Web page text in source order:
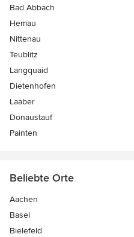
Bad Abbach
Hemau
Nittenau
Teublitz
Langquaid
Dietenhofen
Laaber
Donaustauf
Painten
Beliebte Orte
Aachen
Basel
Bielefeld